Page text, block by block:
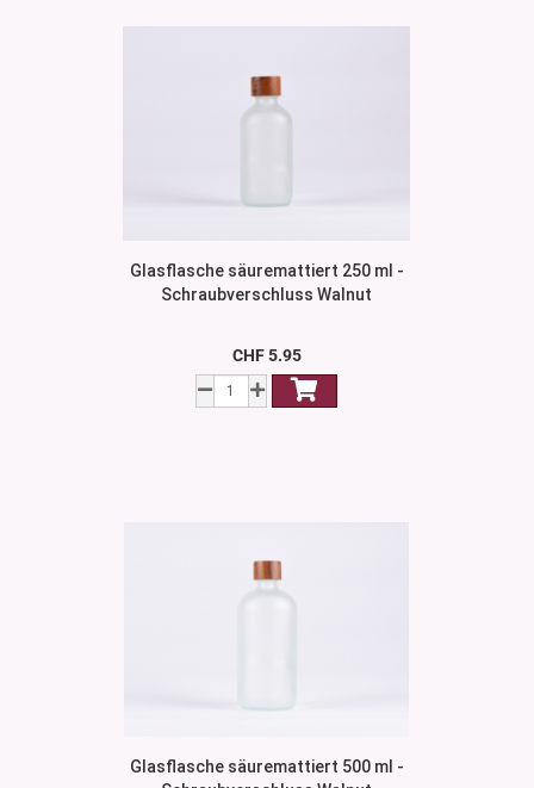
Glasflasche säuremattiert 250 ml -
Schraubverschluss Walnut
CHF 5.95
Glasflasche säuremattiert 500 ml -